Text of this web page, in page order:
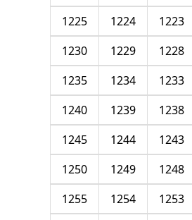
1223
1224
1225
1228
1229
1230
1233
1234
1235
1238
1239
1240
1243
1244
1245
1248
1249
1250
1253
1254
1255